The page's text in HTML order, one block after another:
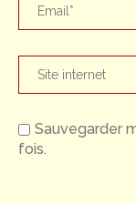
Sauvegarder
fois.